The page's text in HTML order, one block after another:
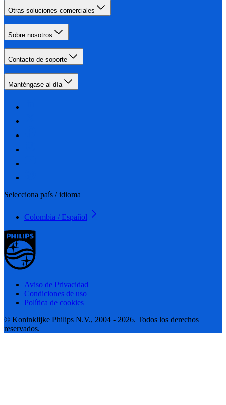
Otras soluciones comerciales
Sobre nosotros
Contacto de soporte
Manténgase al día
Selecciona país / idioma
Colombia / Español
Aviso de Privacidad
Condiciones de uso
Política de cookies
© Koninklijke Philips N.V., 2004 - 2026. Todos los derechos
reservados.